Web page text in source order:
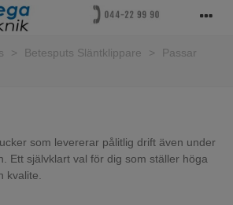
> Betesputs Släntklippare >
Passar
som levererar pålitlig drift även under
Ett självklart val för dig som ställer höga
kvalite.